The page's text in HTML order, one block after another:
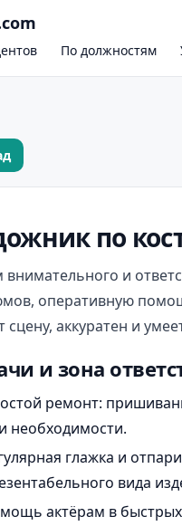
По должностям
по
и
оперативную
сцену, аккуратен и
и зона
ремонт:
необходимости.
глажка и
вида
актёрам в быстрых